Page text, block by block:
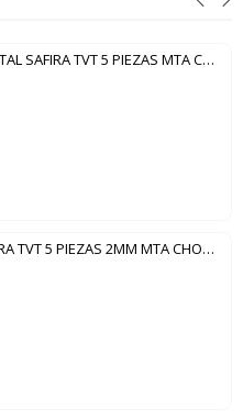
CONJUNTO CRISTAL SAFIRA TVT 5 PIEZAS MTA CHERRY
CONJUNTO SUPRA TVT 5 PIEZAS 2MM MTA CHOCOLATE